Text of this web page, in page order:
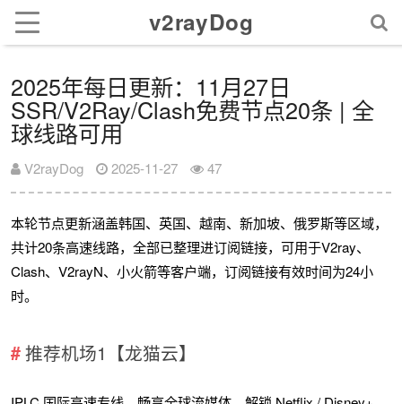
v2rayDog
2025年每日更新：11月27日
SSR/V2Ray/Clash免费节点20条 | 全
球线路可用
V2rayDog 2025-11-27 47
本轮节点更新涵盖韩国、英国、越南、新加坡、俄罗斯等区域，
共计20条高速线路，全部已整理进订阅链接，可用于V2ray、
Clash、V2rayN、小火箭等客户端，订阅链接有效时间为24小
时。
推荐机场1【龙猫云】